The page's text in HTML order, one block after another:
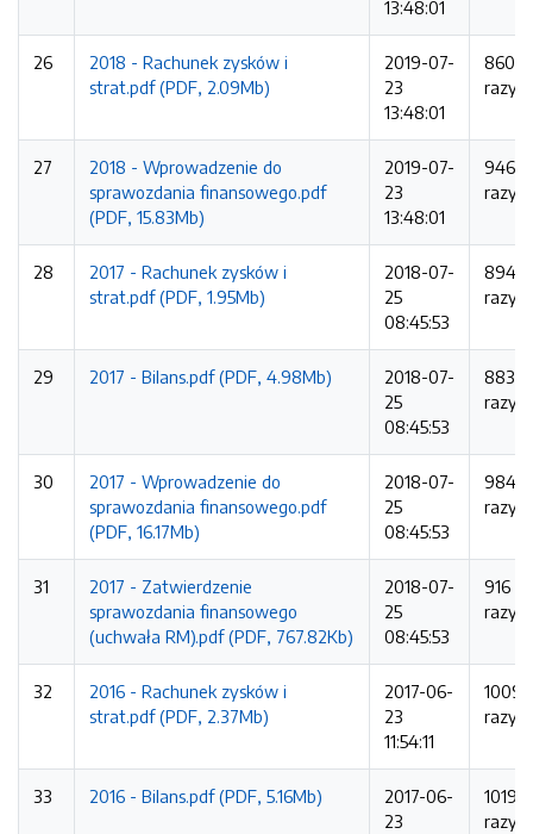
13:48:01
26
2018 - Rachunek zysków i
strat.pdf (PDF, 2.09Mb)
2019-07-
23
13:48:01
860
razy
27
2018 - Wprowadzenie do
sprawozdania finansowego.pdf
(PDF, 15.83Mb)
2019-07-
23
13:48:01
946
razy
28
2017 - Rachunek zysków i
strat.pdf (PDF, 1.95Mb)
2018-07-
25
08:45:53
894
razy
29 2017 - Bilans.pdf (PDF, 4.98Mb)
2018-07-
25
08:45:53
883
razy
30
2017 - Wprowadzenie do
sprawozdania finansowego.pdf
(PDF, 16.17Mb)
2018-07-
25
08:45:53
984
razy
31
2017 - Zatwierdzenie
sprawozdania finansowego
(uchwała RM).pdf (PDF, 767.82Kb)
2018-07-
25
08:45:53
916
razy
32
2016 - Rachunek zysków i
strat.pdf (PDF, 2.37Mb)
2017-06-
23
11:54:11
1009
razy
33 2016 - Bilans.pdf (PDF, 5.16Mb)
2017-06-
23
1019
razy